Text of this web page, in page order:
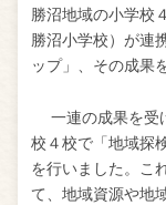
勝沼地域の小学校
勝沼小学校）が連
ップ」、その成果
一連の成果を受
校４校で「地域探
を行いました。こ
て、地域資源や地